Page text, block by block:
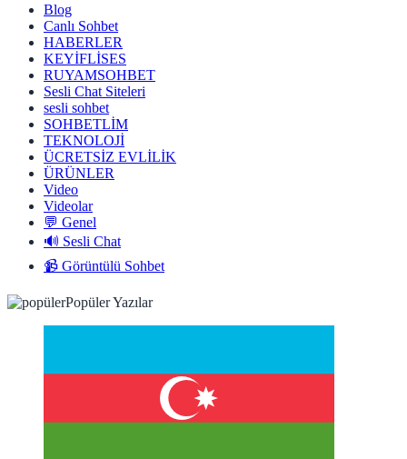
Blog
Canlı Sohbet
HABERLER
KEYİFLİSES
RUYAMSOHBET
Sesli Chat Siteleri
sesli sohbet
SOHBETLİM
TEKNOLOJİ
ÜCRETSİZ EVLİLİK
ÜRÜNLER
Video
Videolar
💬 Genel
🔊 Sesli Chat
📹 Görüntülü Sohbet
Popüler Yazılar